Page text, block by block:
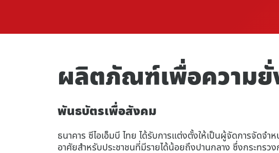
ผลิตภัณฑ์เพื่อความ
พันธบัตรเพื่อสังคม
ธนาคาร ซีไอเอ็มบี ไทย ได้รับการแต่งตั้งให้เป็นผู้จัดการจัด
อาศัยสำหรับประชาชนที่มีรายได้น้อยถึงปานกลาง ซึ่งกระทรว